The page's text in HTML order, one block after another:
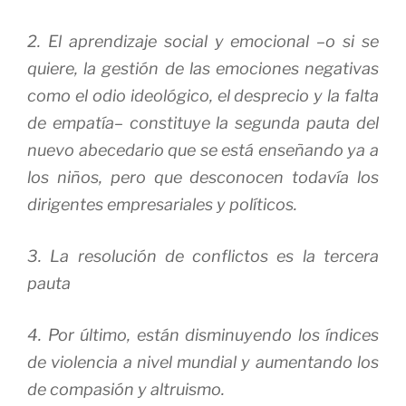
2. El aprendizaje social y emocional –o si se
quiere, la gestión de las emociones negativas
como el odio ideológico, el desprecio y la falta
de empatía– constituye la segunda pauta del
nuevo abecedario que se está enseñando ya a
los niños, pero que desconocen todavía los
dirigentes empresariales y políticos.
3. La resolución de conflictos es la tercera
pauta
4. Por último, están disminuyendo los índices
de violencia a nivel mundial y aumentando los
de compasión y altruismo.